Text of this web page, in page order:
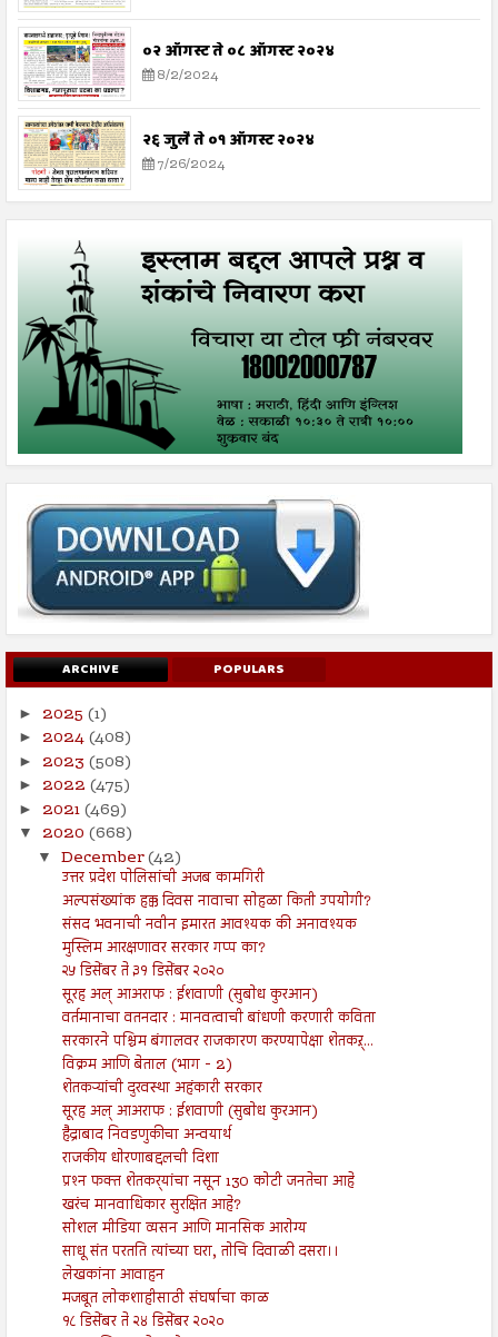
०२ ऑगस्ट ते ०८ ऑगस्ट २०२४
8/2/2024
२६ जुलै ते ०१ ऑगस्ट २०२४
7/26/2024
ARCHIVE POPULARS
► 2025 (1)
► 2024(408)
► 2023 (508)
► 2022 (475)
► 2021(469)
▼ 2020 (668)
▼ December(42)
उत्तर प्रदेश पोलिसांची अजब कामगिरी
अल्पसंख्यांक हक्क दिवस नावाचा सोहळा किती उपयोगी?
संसद भवनाची नवीन इमारत आवश्यक की अनावश्यक
मुस्लिम आरक्षणावर सरकार गप्प का?
२५ डिसेंबर ते ३१ डिसेंबर २०२०
सूरह अल् आअराफ : ईशवाणी (सुबोध कुरआन)
वर्तमानाचा वतनदार : मानवत्वाची बांधणी करणारी कविता
सरकारने पश्चिम बंगालवर राजकारण करण्यापेक्षा शेतकऱ्...
विक्रम आणि बेताल (भाग - 2)
शेतकऱ्यांची दुरवस्था अहंकारी सरकार
सूरह अल् आअराफ : ईशवाणी (सुबोध कुरआन)
हैद्राबाद निवडणुकीचा अन्वयार्थ
राजकीय धोरणाबद्दलची दिशा
प्रश्‍न फक्त शेतकर्‍यांचा नसून 130 कोटी जनतेचा आहे
खरंच मानवाधिकार सुरक्षित आहे?
सोशल मीडिया व्यसन आणि मानसिक आरोग्य
साधू संत परतति त्यांच्या घरा, तोचि दिवाळी दसरा।।
लेखकांना आवाहन
मजबूत लोकशाहीसाठी संघर्षाचा काळ
१८ डिसेंबर ते २४ डिसेंबर २०२०